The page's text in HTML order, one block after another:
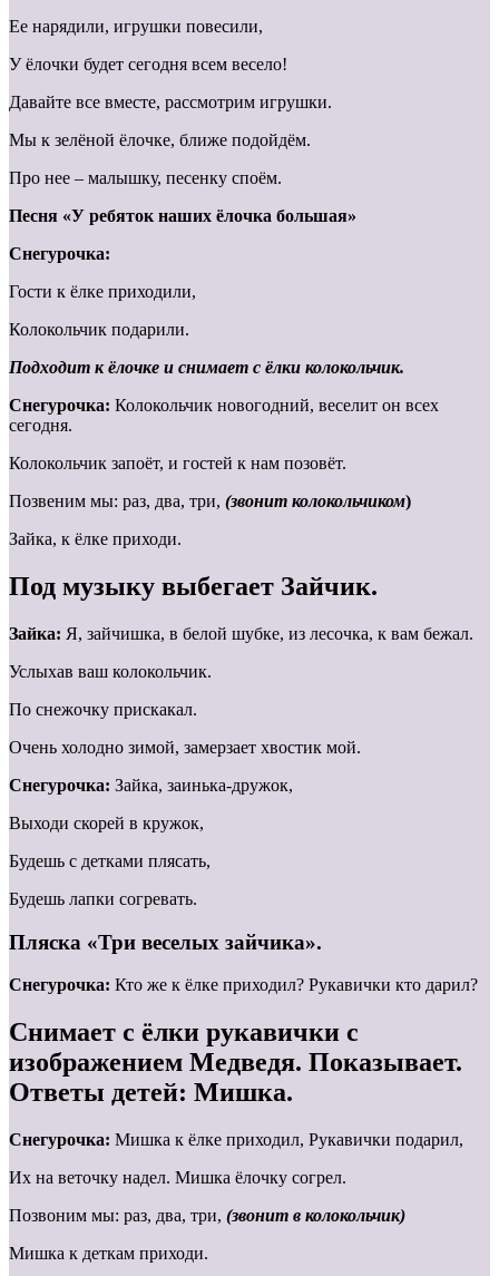
Ее нарядили, игрушки повесили,
У ёлочки будет сегодня всем весело!
Давайте все вместе, рассмотрим игрушки.
Мы к зелёной ёлочке, ближе подойдём.
Про нее – малышку, песенку споём.
Песня «У ребяток наших ёлочка большая»
Снегурочка:
Гости к ёлке приходили,
Колокольчик подарили.
Подходит к ёлочке и снимает с ёлки колокольчик.
Снегурочка: Колокольчик новогодний, веселит он всех
сегодня.
Колокольчик запоёт, и гостей к нам позовёт.
Позвеним мы: раз, два, три, (звонит колокольчиком)
Зайка, к ёлке приходи.
Под музыку выбегает Зайчик.
Зайка: Я, зайчишка, в белой шубке, из лесочка, к вам бежал.
Услыхав ваш колокольчик.
По снежочку прискакал.
Очень холодно зимой, замерзает хвостик мой.
Снегурочка: Зайка, заинька-дружок,
Выходи скорей в кружок,
Будешь с детками плясать,
Будешь лапки согревать.
Пляска «Три веселых зайчика».
Снегурочка: Кто же к ёлке приходил? Рукавички кто дарил?
Снимает с ёлки рукавички с
изображением Медведя. Показывает.
Ответы детей: Мишка.
Снегурочка: Мишка к ёлке приходил, Рукавички подарил,
Их на веточку надел. Мишка ёлочку согрел.
Позвоним мы: раз, два, три, (звонит в колокольчик)
Мишка к деткам приходи.